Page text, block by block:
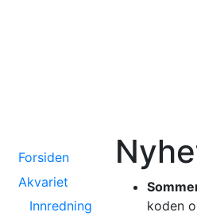
Forsiden
Akvariet
Innredning
koden